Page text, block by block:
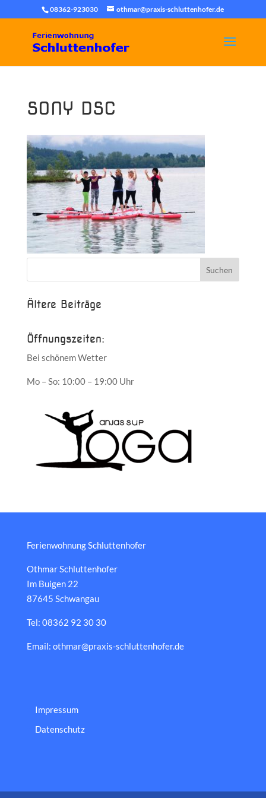
08362-923030 othmar@praxis-schluttenhofer.de
SONY DSC
Ältere Beiträge
Öffnungszeiten:
Bei schönem Wetter
Mo – So: 10:00 – 19:00 Uhr
Ferienwohnung Schluttenhofer
Othmar Schluttenhofer
Im Buigen 22
87645 Schwangau
Tel: 08362 92 30 30
Email: othmar@praxis-schluttenhofer.de
Impressum
Datenschutz